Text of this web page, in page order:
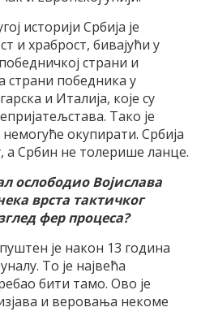
историји Србија је
и храброст, бивајући у
страни и
страни победника у
и Италија, које су
Тако је
немогуће окупирати. Србија
а Србин не толерише ланце.
ослободио Војислава
врста тактичког
фер процеса?
је након 13 година
То је највећа
бити тамо. Ово је
и веровања некоме